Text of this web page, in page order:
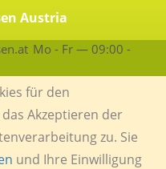
Austria
Mo - Fr — 09:00 -
für den
Akzeptieren der
zu. Sie
und Ihre Einwilligung